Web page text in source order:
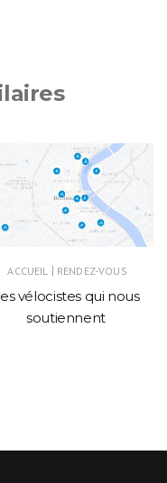
ACCUEIL | RENDEZ-VOUS
vélocistes qui nous
soutiennent